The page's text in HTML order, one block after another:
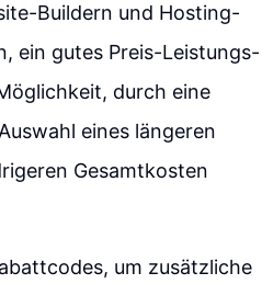
Buildern und Hosting-
ein gutes Preis-Leistungs-
durch eine
eines längeren
Gesamtkosten
um zusätzliche